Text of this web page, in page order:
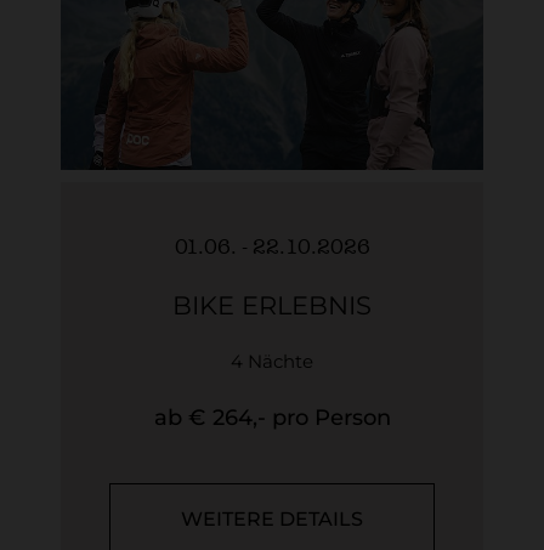
01.06. - 22.10.2026
BIKE ERLEBNIS
4 Nächte
ab € 264,- pro Person
WEITERE DETAILS